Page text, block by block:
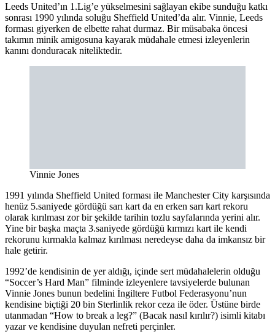
Leeds United’ın 1.Lig’e yükselmesini sağlayan ekibe sunduğu katkı
sonrası 1990 yılında soluğu Sheffield United’da alır. Vinnie, Leeds
forması giyerken de elbette rahat durmaz. Bir müsabaka öncesi
takımın minik amigosuna kayarak müdahale etmesi izleyenlerin
kanını donduracak niteliktedir.
Vinnie Jones
1991 yılında Sheffield United forması ile Manchester City karşısında
henüz 5.saniyede gördüğü sarı kart da en erken sarı kart rekoru
olarak kırılması zor bir şekilde tarihin tozlu sayfalarında yerini alır.
Yine bir başka maçta 3.saniyede gördüğü kırmızı kart ile kendi
rekorunu kırmakla kalmaz kırılması neredeyse daha da imkansız bir
hale getirir.
1992’de kendisinin de yer aldığı, içinde sert müdahalelerin olduğu
“Soccer’s Hard Man” filminde izleyenlere tavsiyelerde bulunan
Vinnie Jones bunun bedelini İngiltere Futbol Federasyonu’nun
kendisine biçtiği 20 bin Sterlinlik rekor ceza ile öder. Üstüne birde
utanmadan “How to break a leg?” (Bacak nasıl kırılır?) isimli kitabı
yazar ve kendisine duyulan nefreti perçinler.